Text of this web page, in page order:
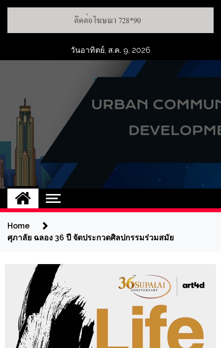
วันอาทิตย์, ส.ค. 9, 2026
UCD
NEW
Home
ศุภาลัย ฉลอง 36 ปี จัดประกวดศิลปกรรมร่วมสมัย